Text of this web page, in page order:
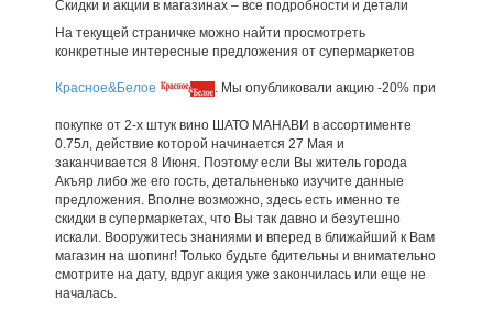
Скидки и акции в магазинах – все подробности и детали
На текущей страничке можно найти просмотреть
конкретные интересные предложения от супермаркетов
Красное&Белое . Мы опубликовали акцию -20% при
покупке от 2-х штук вино ШАТО МАНАВИ в ассортименте
0.75л, действие которой начинается 27 Мая и
заканчивается 8 Июня. Поэтому если Вы житель города
Акъяр либо же его гость, детальненько изучите данные
предложения. Вполне возможно, здесь есть именно те
скидки в супермаркетах, что Вы так давно и безутешно
искали. Вооружитесь знаниями и вперед в ближайший к Вам
магазин на шопинг! Только будьте бдительны и внимательно
смотрите на дату, вдруг акция уже закончилась или еще не
началась.